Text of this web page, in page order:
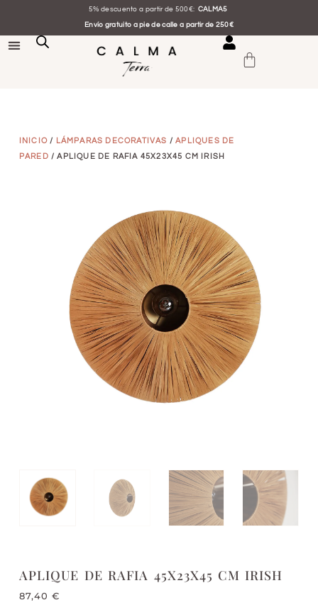
5% descuento a partir de 500€: CALMA5
Envío gratuito a pie de calle a partir de 250€
INICIO / LÁMPARAS DECORATIVAS /APLIQUES DE
PARED / APLIQUE DE RAFIA 45X23X45 CM IRISH
APLIQUE DE RAFIA 45X23X45 CM IRISH
87,40 €